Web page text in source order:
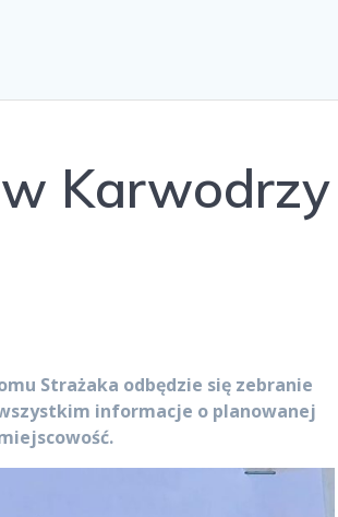
Karwodrzy
Strażaka odbędzie się zebranie
informacje o planowanej